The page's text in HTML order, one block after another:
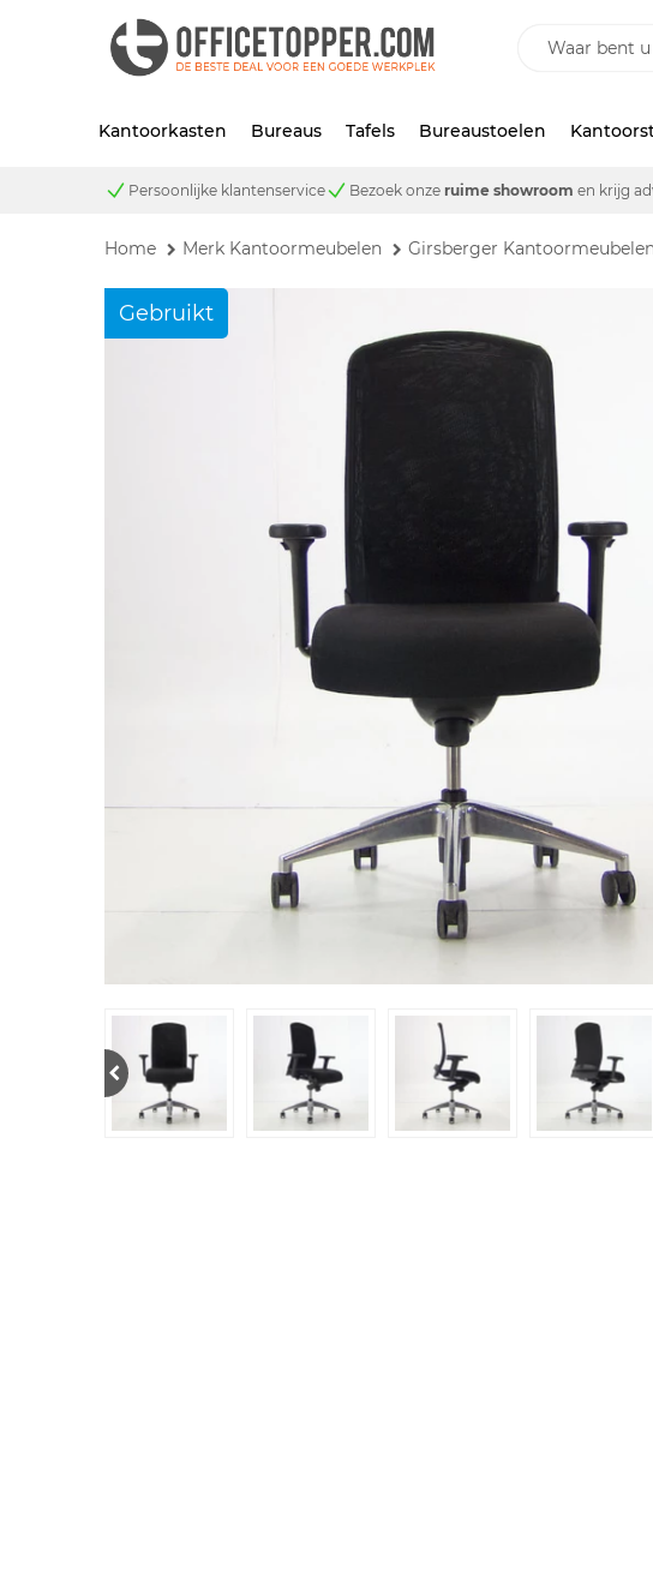
Kantoorkasten Bureaus Tafels Bureaustoelen
Persoonlijke klantenservice Bezoek onze ruime showroom en krijg
Home Merk Kantoormeubelen Girsberger
Gebruikt